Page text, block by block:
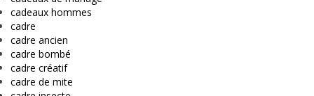
cadeaux hommes
cadre
cadre ancien
cadre bombé
cadre créatif
cadre de mite